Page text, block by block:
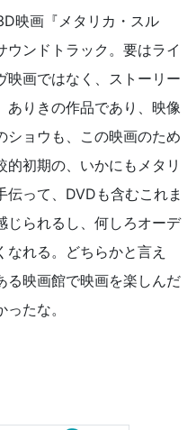
映画『メタリカ・スル
ウンドトラック。要はライ
映画ではなく、ストーリー
ありきの作品であり、映像
ショウも、この映画のため
初期の、いかにもメタリ
伝って、DVDも含むこれま
じられるし、何しろオーデ
なれる。どちらかと言え
る映画館で映画を楽しんだ
たな。